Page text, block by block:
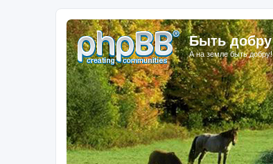
Быть добру
А на земле быть добру!